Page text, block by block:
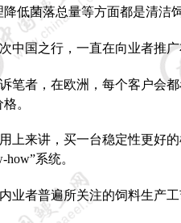
低菌落总量等方面都是清洁
中国之行，一直在向业者推
笔者，在欧洲，每个客户会
。
上来讲，买一台稳定性更好
how”系统。
业者普遍所关注的饲料生产